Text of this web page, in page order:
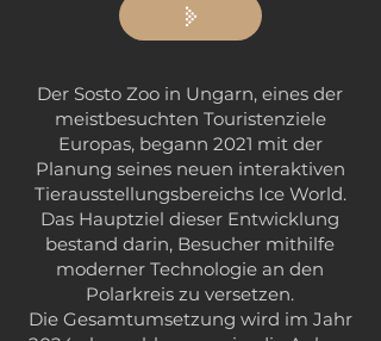
Der Sosto Zoo in Ungarn, eines der
meistbesuchten Touristenziele
Europas, begann 2021 mit der
Planung seines neuen interaktiven
Tierausstellungsbereichs Ice World.
Das Hauptziel dieser Entwicklung
bestand darin, Besucher mithilfe
moderner Technologie an den
Polarkreis zu versetzen.
Die Gesamtumsetzung wird im Jahr